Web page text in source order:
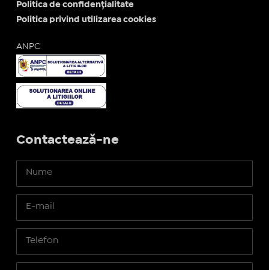
Politica de confidențialitate
Politica privind utilizarea cookies
ANPC
Contactează-ne